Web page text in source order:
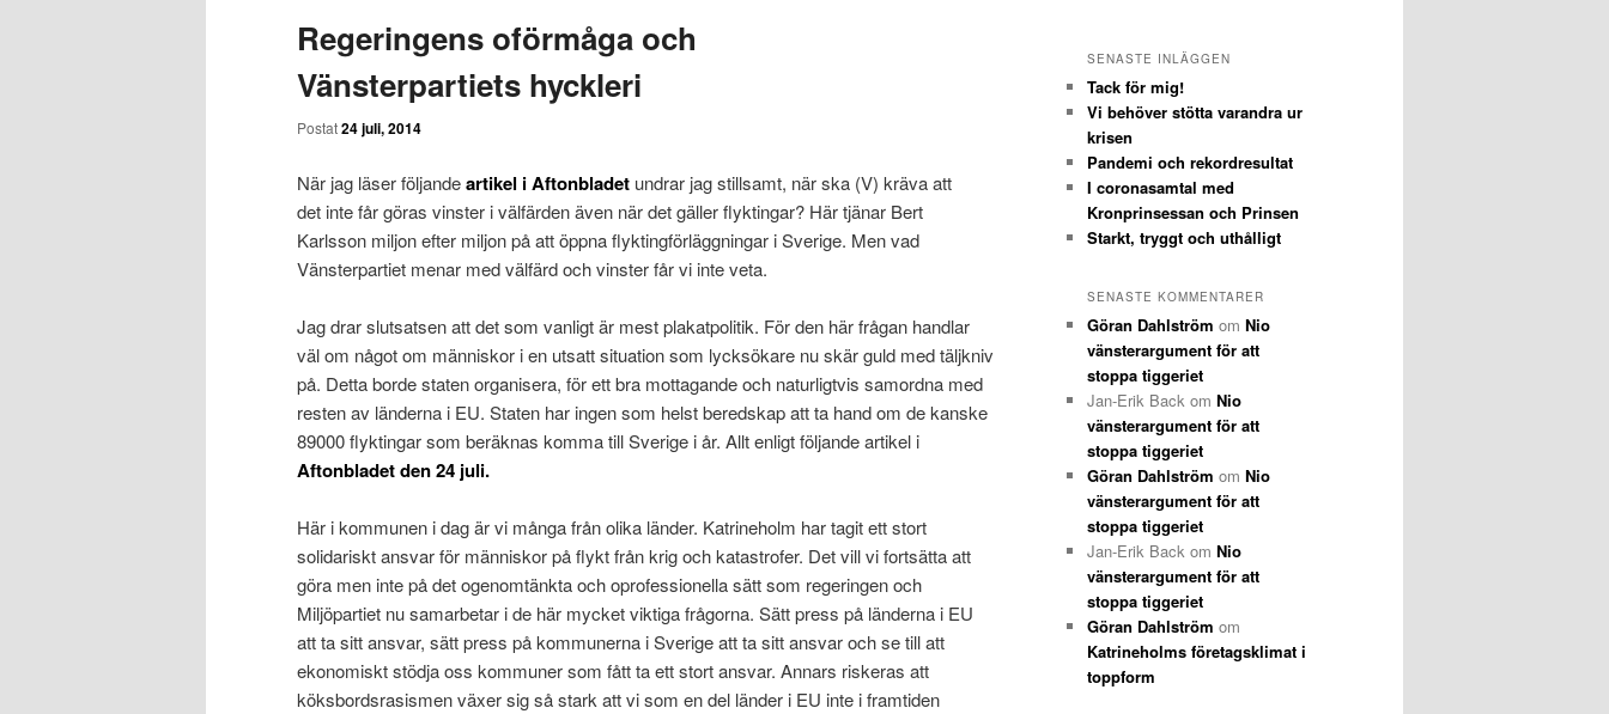
Regeringens oförmåga och
Vänsterpartiets hyckleri
Postat24 juli, 2014
När jag läser följandeartikel i Aftonbladet undrar jag stillsamt, när ska (V) kräva att
det inte får göras vinster i välfärden även när det gäller flyktingar? Här tjänar Bert
Karlsson miljon efter miljon på att öppna flyktingförläggningar i Sverige. Men vad
Vänsterpartiet menar med välfärd och vinster får vi inte veta.
Jag drar slutsatsen att det som vanligt är mest plakatpolitik. För den här frågan handlar
väl om något om människor i en utsatt situation som lycksökare nu skär guld med täljkniv
på. Detta borde staten organisera, för ett bra mottagande och naturligtvis samordna med
resten av länderna i EU. Staten har ingen som helst beredskap att ta hand om de kanske
89000 flyktingar som beräknas komma till Sverige i år. Allt enligt följande artikel i
Aftonbladet den 24 juli.
Här i kommunen i dag är vi många från olika länder. Katrineholm har tagit ett stort
solidariskt ansvar för människor på flykt från krig och katastrofer. Det vill vi fortsätta att
göra men inte på det ogenomtänkta och oprofessionella sätt som regeringen och
Miljöpartiet nu samarbetar i de här mycket viktiga frågorna. Sätt press på länderna i EU
att ta sitt ansvar, sätt press på kommunerna i Sverige att ta sitt ansvar och se till att
ekonomiskt stödja oss kommuner som fått ta ett stort ansvar. Annars riskeras att
köksbordsrasismen växer sig så stark att vi som en del länder i EU inte i framtiden
SENASTE INLÄGGEN
Tack för mig!
Vi behöver stötta varandra ur
krisen
Pandemi och rekordresultat
I coronasamtal med
Kronprinsessan och Prinsen
Starkt, tryggt och uthålligt
SENASTE KOMMENTARER
Göran Dahlström om Nio
vänsterargument för att
stoppa tiggeriet
Jan-Erik Back om Nio
vänsterargument för att
stoppa tiggeriet
Göran Dahlström om Nio
vänsterargument för att
stoppa tiggeriet
Jan-Erik Back om Nio
vänsterargument för att
stoppa tiggeriet
Göran Dahlström om
Katrineholms företagsklimat i
toppform